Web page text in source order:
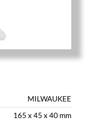
MILWAUKEE
165 x 45 x 40 mm